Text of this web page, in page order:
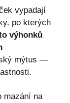
vypadají
po kterých
výhonků
mýtus —
mazání na